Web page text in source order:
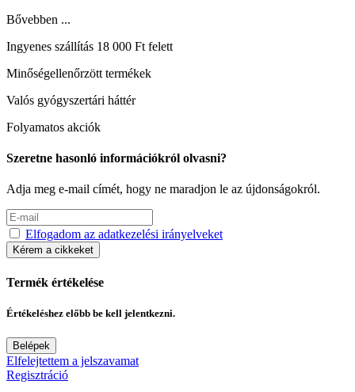
Bővebben ...
Ingyenes szállítás 18 000 Ft felett
Minőségellenőrzött termékek
Valós gyógyszertári háttér
Folyamatos akciók
Szeretne hasonló információkról olvasni?
Adja meg e-mail címét, hogy ne maradjon le az újdonságokról.
Elfogadom az adatkezelési irányelveket
Kérem a cikkeket
Termék értékelése
Értékeléshez előbb be kell jelentkezni.
Belépek
Elfelejtettem a jelszavamat
Regisztráció